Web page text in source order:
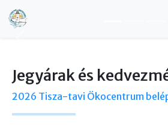
Ugrás a tartalomra
Jegyárak és
2026 Tisza-tavi Ökocentrum